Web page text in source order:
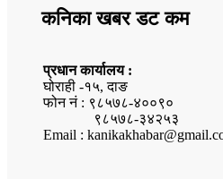
कनिका खबर डट कम
प्रधान कार्यालय :
घोराही -१५, दाङ
फोन नं : ९८५७८-४००९०
९८५७८-३४२५३
Email :